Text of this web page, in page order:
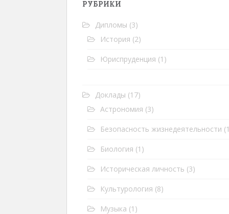
РУБРИКИ
Дипломы (3)
История (2)
Юриспруденция (1)
Доклады (17)
Астрономия (3)
Безопасность жизнедеятельности
Биология (1)
Историческая личность (3)
Культурология (8)
Музыка (1)